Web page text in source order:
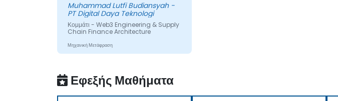
Muhammad Lutfi Budiansyah -
PT Digital Daya Teknologi
Κομμάτι - Web3 Engineering & Supply
Chain Finance Architecture
Μηχανική Μετάφραση
Εφεξής Μαθήματα